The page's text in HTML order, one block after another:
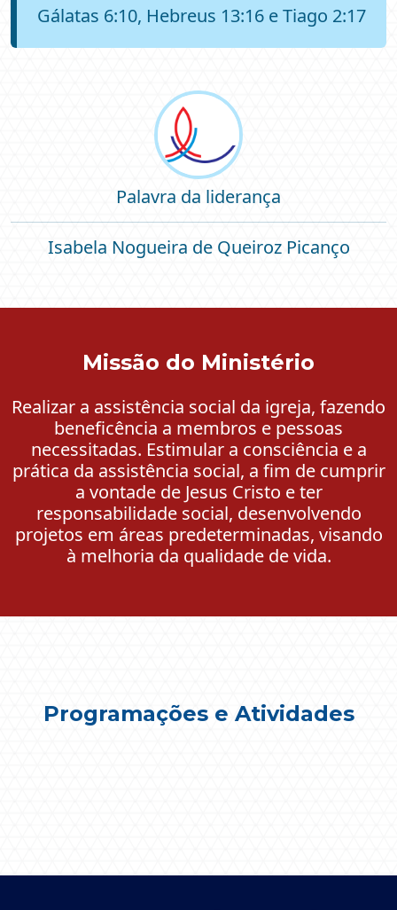
Gálatas 6:10, Hebreus 13:16 e Tiago 2:17
Palavra da liderança
Isabela Nogueira de Queiroz Picanço
Missão do Ministério
Realizar a assistência social da igreja, fazendo
beneficência a membros e pessoas
necessitadas. Estimular a consciência e a
prática da assistência social, a fim de cumprir
a vontade de Jesus Cristo e ter
responsabilidade social, desenvolvendo
projetos em áreas predeterminadas, visando
à melhoria da qualidade de vida.
Programações e Atividades